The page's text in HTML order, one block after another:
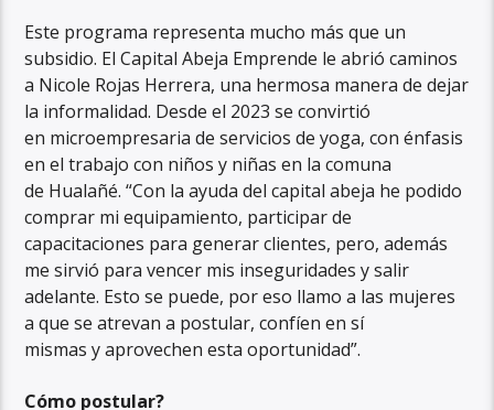
Este programa representa mucho más que un
subsidio. El Capital Abeja Emprende le abrió caminos
a Nicole Rojas Herrera, una hermosa manera de dejar
la informalidad. Desde el 2023 se convirtió
en microempresaria de servicios de yoga, con énfasis
en el trabajo con niños y niñas en la comuna
de Hualañé. “Con la ayuda del capital abeja he podido
comprar mi equipamiento, participar de
capacitaciones para generar clientes, pero, además
me sirvió para vencer mis inseguridades y salir
adelante. Esto se puede, por eso llamo a las mujeres
a que se atrevan a postular, confíen en sí
mismas y aprovechen esta oportunidad”.
Cómo postular?